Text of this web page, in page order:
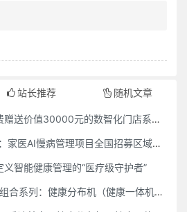
站长推荐 随机文章
值30000元的数智化门店系统一套（含硬件）
理项目全国招募区域合伙人，低投入，高回报，长收益
智能健康管理的“医疗级守护者”
（健康一体机）+慢病管理系统，可落地在健康小屋，社区服务中心等等